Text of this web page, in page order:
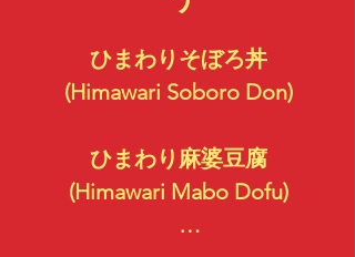
ひまわりそぼろ丼
(Himawari Soboro Don)
ひまわり麻婆豆腐
(Himawari Mabo Dofu)